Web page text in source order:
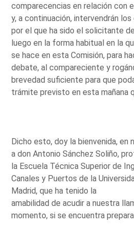
comparecencias en relación con
y, a continuación, intervendrán
por el que ha sido el solicitante
luego en la forma habitual en la
se hace en esta Comisión, para
debate, al compareciente y
brevedad suficiente para que
trámite previsto en esta mañana
Dicho esto, doy la bienvenida, en
a don Antonio Sánchez Soliño,
la Escuela Técnica Superior de
Canales y Puertos de la
Madrid, que ha tenido la
amabilidad de acudir a nuestra
momento, si se encuentra